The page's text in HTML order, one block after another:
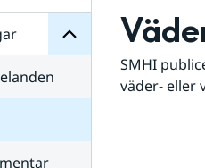
SMHI
väder- eller